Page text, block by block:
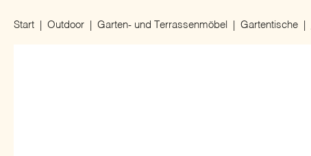
Start Outdoor Garten- und Terrassenmöbel Gartentische